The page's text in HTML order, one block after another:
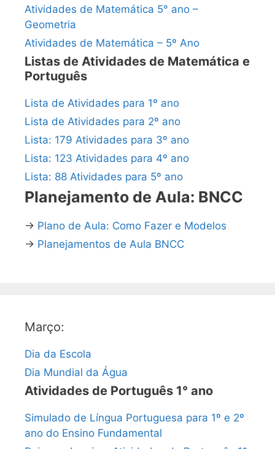
Atividades de Matemática 5° ano –
Geometria
Atividades de Matemática – 5º Ano
Listas de Atividades de Matemática e
Português
Lista de Atividades para 1º ano
Lista de Atividades para 2º ano
Lista: 179 Atividades para 3º ano
Lista: 123 Atividades para 4º ano
Lista: 88 Atividades para 5º ano
Planejamento de Aula: BNCC
→ Plano de Aula: Como Fazer e Modelos
→ Planejamentos de Aula BNCC
Março:
Dia da Escola
Dia Mundial da Água
Atividades de Português 1° ano
Simulado de Língua Portuguesa para 1º e 2º
ano do Ensino Fundamental